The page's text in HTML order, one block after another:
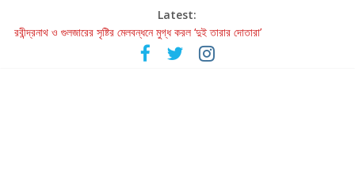
Latest:
রবীন্দ্রনাথ ও গুলজারের সৃষ্টির মেলবন্ধনে মুগ্ধ করল ‘দুই তারার দোতারা’
কলের গান থেকে রীলস্ — বাঙালির গান শোনার বিবর্তনের গল্প
জগন্নাথমঙ্গলম্ — বাংলায় প্রথমবার মঞ্চে এবার রথযাত্রার উদযাপন